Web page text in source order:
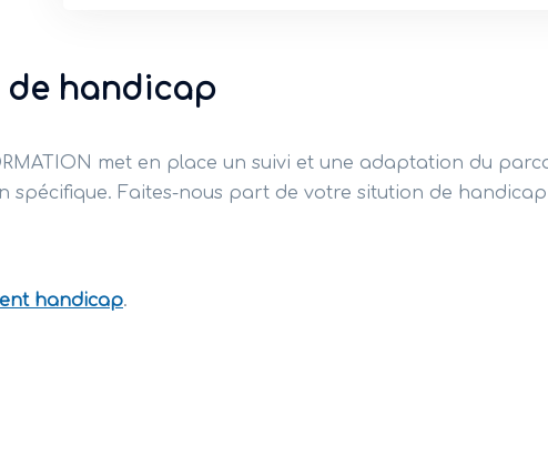
de handicap
met en place un suivi et une adaptation du
Faites-nous part de votre sitution de
handicap.